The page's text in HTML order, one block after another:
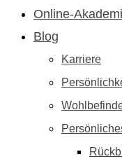
Online-
Blog
Karriere